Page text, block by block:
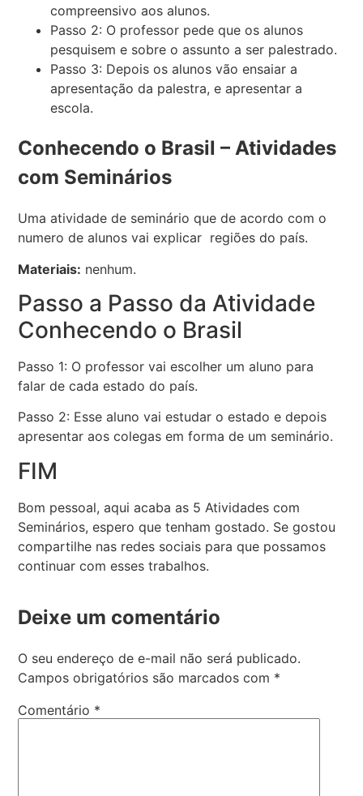
compreensivo aos alunos.
Passo 2: O professor pede que os alunos
pesquisem e sobre o assunto a ser palestrado.
Passo 3: Depois os alunos vão ensaiar a
apresentação da palestra, e apresentar a
escola.
Conhecendo o Brasil – Atividades
com Seminários
Uma atividade de seminário que de acordo com o
numero de alunos vai explicar regiões do país.
Materiais: nenhum.
Passo a Passo da Atividade
Conhecendo o Brasil
Passo 1: O professor vai escolher um aluno para
falar de cada estado do país.
Passo 2: Esse aluno vai estudar o estado e depois
apresentar aos colegas em forma de um seminário.
FIM
Bom pessoal, aqui acaba as 5 Atividades com
Seminários, espero que tenham gostado. Se gostou
compartilhe nas redes sociais para que possamos
continuar com esses trabalhos.
Deixe um comentário
O seu endereço de e-mail não será publicado.
Campos obrigatórios são marcados com *
Comentário *